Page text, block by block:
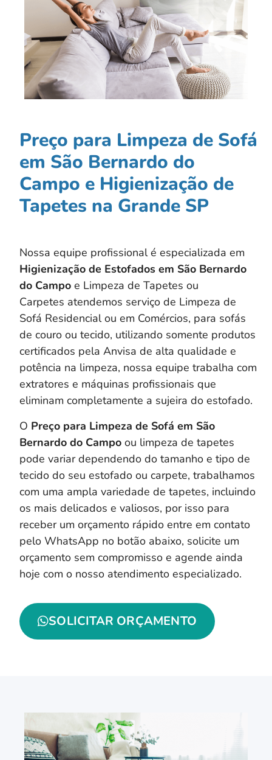
Preço para Limpeza de Sofá
em São Bernardo do
Campo e Higienização de
Tapetes na Grande SP
Nossa equipe profissional é especializada em
Higienização de Estofados em São Bernardo
do Campo e Limpeza de Tapetes ou
Carpetes atendemos serviço de Limpeza de
Sofá Residencial ou em Comércios, para sofás
de couro ou tecido, utilizando somente produtos
certificados pela Anvisa de alta qualidade e
potência na limpeza, nossa equipe trabalha com
extratores e máquinas profissionais que
eliminam completamente a sujeira do estofado.
O Preço para Limpeza de Sofá em São
Bernardo do Campo ou limpeza de tapetes
pode variar dependendo do tamanho e tipo de
tecido do seu estofado ou carpete, trabalhamos
com uma ampla variedade de tapetes, incluindo
os mais delicados e valiosos, por isso para
receber um orçamento rápido entre em contato
pelo WhatsApp no botão abaixo, solicite um
orçamento sem compromisso e agende ainda
hoje com o nosso atendimento especializado.
SOLICITAR ORÇAMENTO